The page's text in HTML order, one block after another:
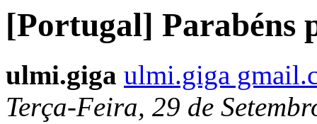
[Portugal] Parabéns
ulmi.giga ulmi.giga
Terça-Feira, 29 de